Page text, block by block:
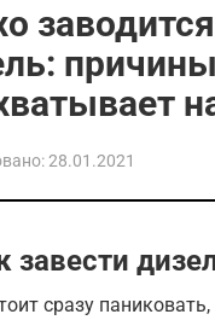
28.01.2021
завести
сразу